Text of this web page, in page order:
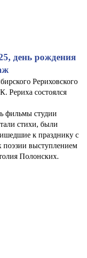
день рождения
Рериховского
Рериха состоялся
фильмы студии
стихи, были
к празднику с
поэзии выступлением
Полонских.